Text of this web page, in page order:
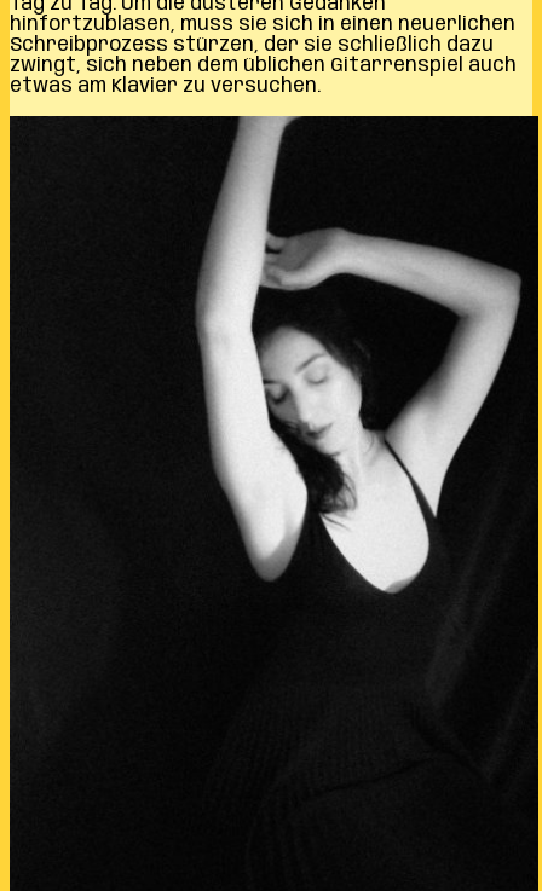
hinfortzublasen, muss sie sich in einen neuerlichen
Schreibprozess stürzen, der sie schließlich dazu
zwingt, sich neben dem üblichen Gitarrenspiel auch
etwas am Klavier zu versuchen.